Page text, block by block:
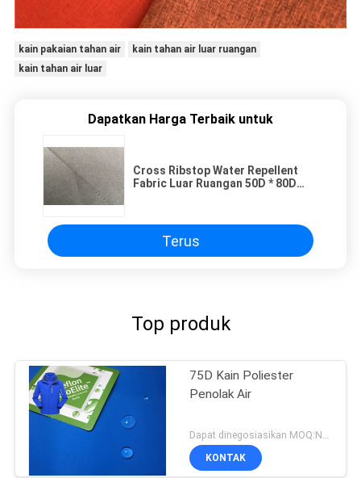
kain pakaian tahan air
kain tahan air luar ruangan
kain tahan air luar
Dapatkan Harga Terbaik untuk
Cross Ribstop Water Repellent
Fabric Luar Ruangan 50D * 80D
Terus
Top produk
75D Kain Poliester
Penolak Air
Dapat dinegosiasikan MOQ:Negosiasi
KONTAK